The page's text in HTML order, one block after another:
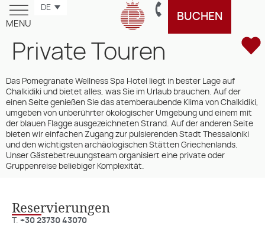
MENU
DE
BUCHEN
Private Touren
Das Pomegranate Wellness Spa Hotel liegt in bester Lage auf
Chalkidiki und bietet alles, was Sie im Urlaub brauchen. Auf der
einen Seite genießen Sie das atemberaubende Klima von Chalkidiki,
umgeben von unberührter ökologischer Umgebung und einem mit
der blauen Flagge ausgezeichneten Strand. Auf der anderen Seite
bieten wir einfachen Zugang zur pulsierenden Stadt Thessaloniki
und den wichtigsten archäologischen Stätten Griechenlands.
Unser Gästebetreuungsteam organisiert eine private oder
Gruppenreise beliebiger Komplexität.
Reservierungen
T. +30 23730 43070